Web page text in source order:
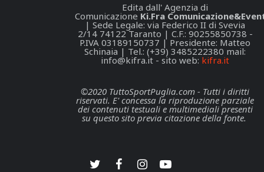
Edita dall' Agenzia di
Comunicazione Ki.Fra
| Sede Legale: via Federico II di Svevia
2/14 74122 Taranto | C.F.: 90255850738 -
P.IVA 03189150737 | Presidente: Matteo
Schinaia | Tel.: (+39) 3485222380 mail:
info@kifra.it - sito web: kifra.it
©2020 TuttoSportPuglia.com - Tutti i diritti
riservati. E' concessa la riproduzione parziale
dei contenuti testuali e multimediali presenti
su questo sito previa citazione della fonte.